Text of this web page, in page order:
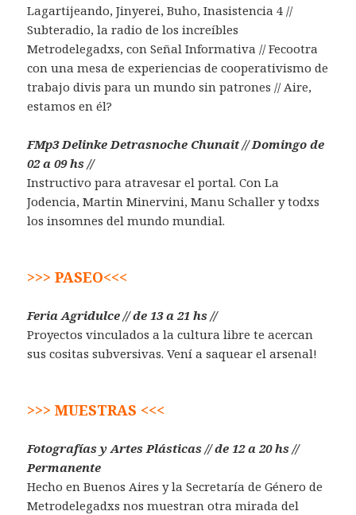
Lagartijeando, Jinyerei, Buho, Inasistencia 4 //
Subteradio, la radio de los increíbles
Metrodelegadxs, con Señal Informativa // Fecootra
con una mesa de experiencias de cooperativismo de
trabajo divis para un mundo sin patrones // Aire,
estamos en él?
FMp3 Delinke Detrasnoche Chunait // Domingo de
02 a 09 hs //
Instructivo para atravesar el portal. Con La
Jodencia, Martin Minervini, Manu Schaller y todxs
los insomnes del mundo mundial.
>>> PASEO<<<
Feria Agridulce // de 13 a 21 hs //
Proyectos vinculados a la cultura libre te acercan
sus cositas subversivas. Vení a saquear el arsenal!
>>> MUESTRAS <<<
Fotografías y Artes Plásticas // de 12 a 20 hs //
Permanente
Hecho en Buenos Aires y la Secretaría de Género de
Metrodelegadxs nos muestran otra mirada del